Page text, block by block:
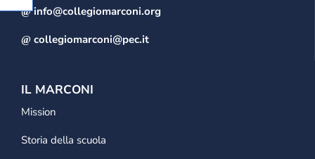
info@collegiomarconi.org
collegiomarconi@pec.it
IL MARCONI
Mission
Storia della scuola